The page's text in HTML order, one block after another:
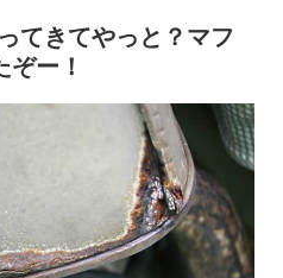
てきてやっと？マフ
ー！